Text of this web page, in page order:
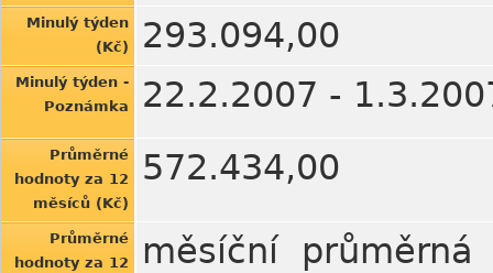
Minulý týden
(Kč)
293.094,00
Minulý týden -
Poznámka
22.2.2007 -
Průměrné
hodnoty za 12
měsíců (Kč)
572.434,00
Průměrné
hodnoty za 12
měsíční